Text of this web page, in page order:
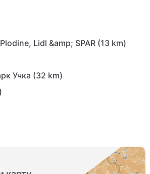
Lidl &amp; SPAR (13 km)
Учка (32 km)